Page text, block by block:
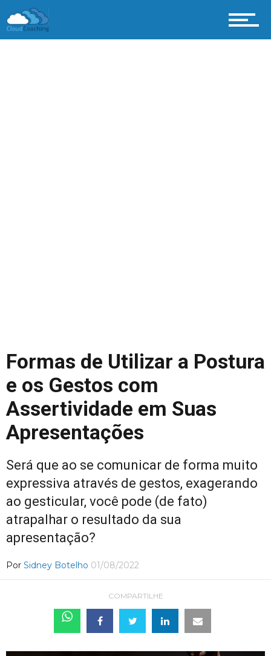
Formas de Utilizar a Postura
e os Gestos com
Assertividade em Suas
Apresentações
Será que ao se comunicar de forma muito
expressiva através de gestos, exagerando
ao gesticular, você pode (de fato)
atrapalhar o resultado da sua
apresentação?
Por Sidney Botelho 01/08/2022
COMPARTILHE